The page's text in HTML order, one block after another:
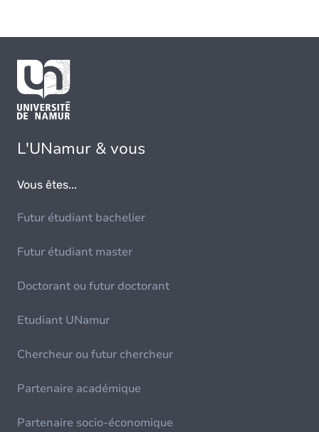
L'UNamur & vous
Vous êtes...
Futur étudiant bachelier
Futur étudiant master
Doctorant ou futur doctorant
Etudiant UNamur
Chercheur ou futur chercheur
Partenaire académique
Partenaire socio-économique